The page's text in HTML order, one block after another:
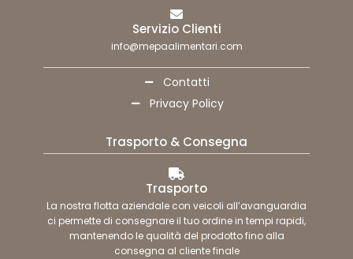
Servizio Clienti
info@mepaalimentari.com
Contatti
Privacy Policy
Trasporto & Consegna
Trasporto
La nostra flotta aziendale con veicoli all’avanguardia
ci permette di consegnare il tuo ordine in tempi rapidi,
mantenendo le qualità del prodotto fino alla
consegna al cliente finale